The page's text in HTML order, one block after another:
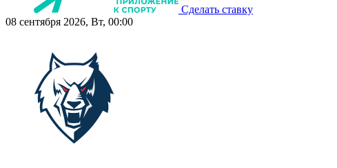
Сделать ставку
08 сентября 2026, Вт, 00:00